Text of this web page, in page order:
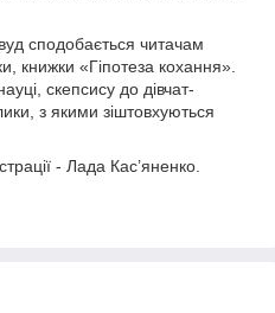
сподобається читачам
книжки «Гіпотеза кохання».
скепсису до дівчат-
з якими зіштовхуються
- Лада Кас’яненко.